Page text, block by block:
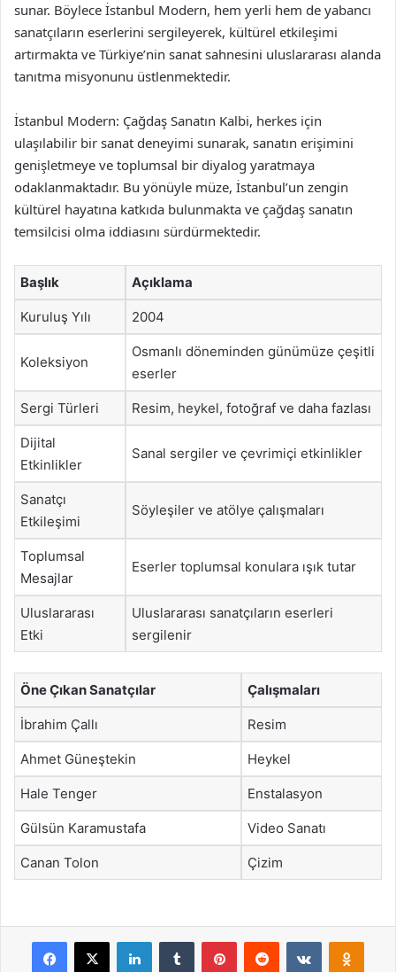
sunar. Böylece İstanbul Modern, hem yerli hem de yabancı
sanatçıların eserlerini sergileyerek, kültürel etkileşimi
artırmakta ve Türkiye’nin sanat sahnesini uluslararası alanda
tanıtma misyonunu üstlenmektedir.
İstanbul Modern: Çağdaş Sanatın Kalbi, herkes için
ulaşılabilir bir sanat deneyimi sunarak, sanatın erişimini
genişletmeye ve toplumsal bir diyalog yaratmaya
odaklanmaktadır. Bu yönüyle müze, İstanbul’un zengin
kültürel hayatına katkıda bulunmakta ve çağdaş sanatın
temsilcisi olma iddiasını sürdürmektedir.
Başlık Açıklama
Kuruluş Yılı 2004
Koleksiyon
Osmanlı döneminden günümüze çeşitli
eserler
Sergi Türleri Resim, heykel, fotoğraf ve daha fazlası
Dijital
Etkinlikler
Sanal sergiler ve çevrimiçi etkinlikler
Sanatçı
Etkileşimi
Söyleşiler ve atölye çalışmaları
Toplumsal
Mesajlar
Eserler toplumsal konulara ışık tutar
Uluslararası
Etki
Uluslararası sanatçıların eserleri
sergilenir
Öne Çıkan Sanatçılar Çalışmaları
İbrahim Çallı Resim
Ahmet Güneştekin Heykel
Hale Tenger Enstalasyon
Gülsün Karamustafa Video Sanatı
Canan Tolon Çizim
Facebook
X LinkedInTumblr PinterestReddit VKontakte